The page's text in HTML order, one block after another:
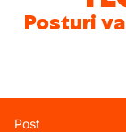
Posturi
Post